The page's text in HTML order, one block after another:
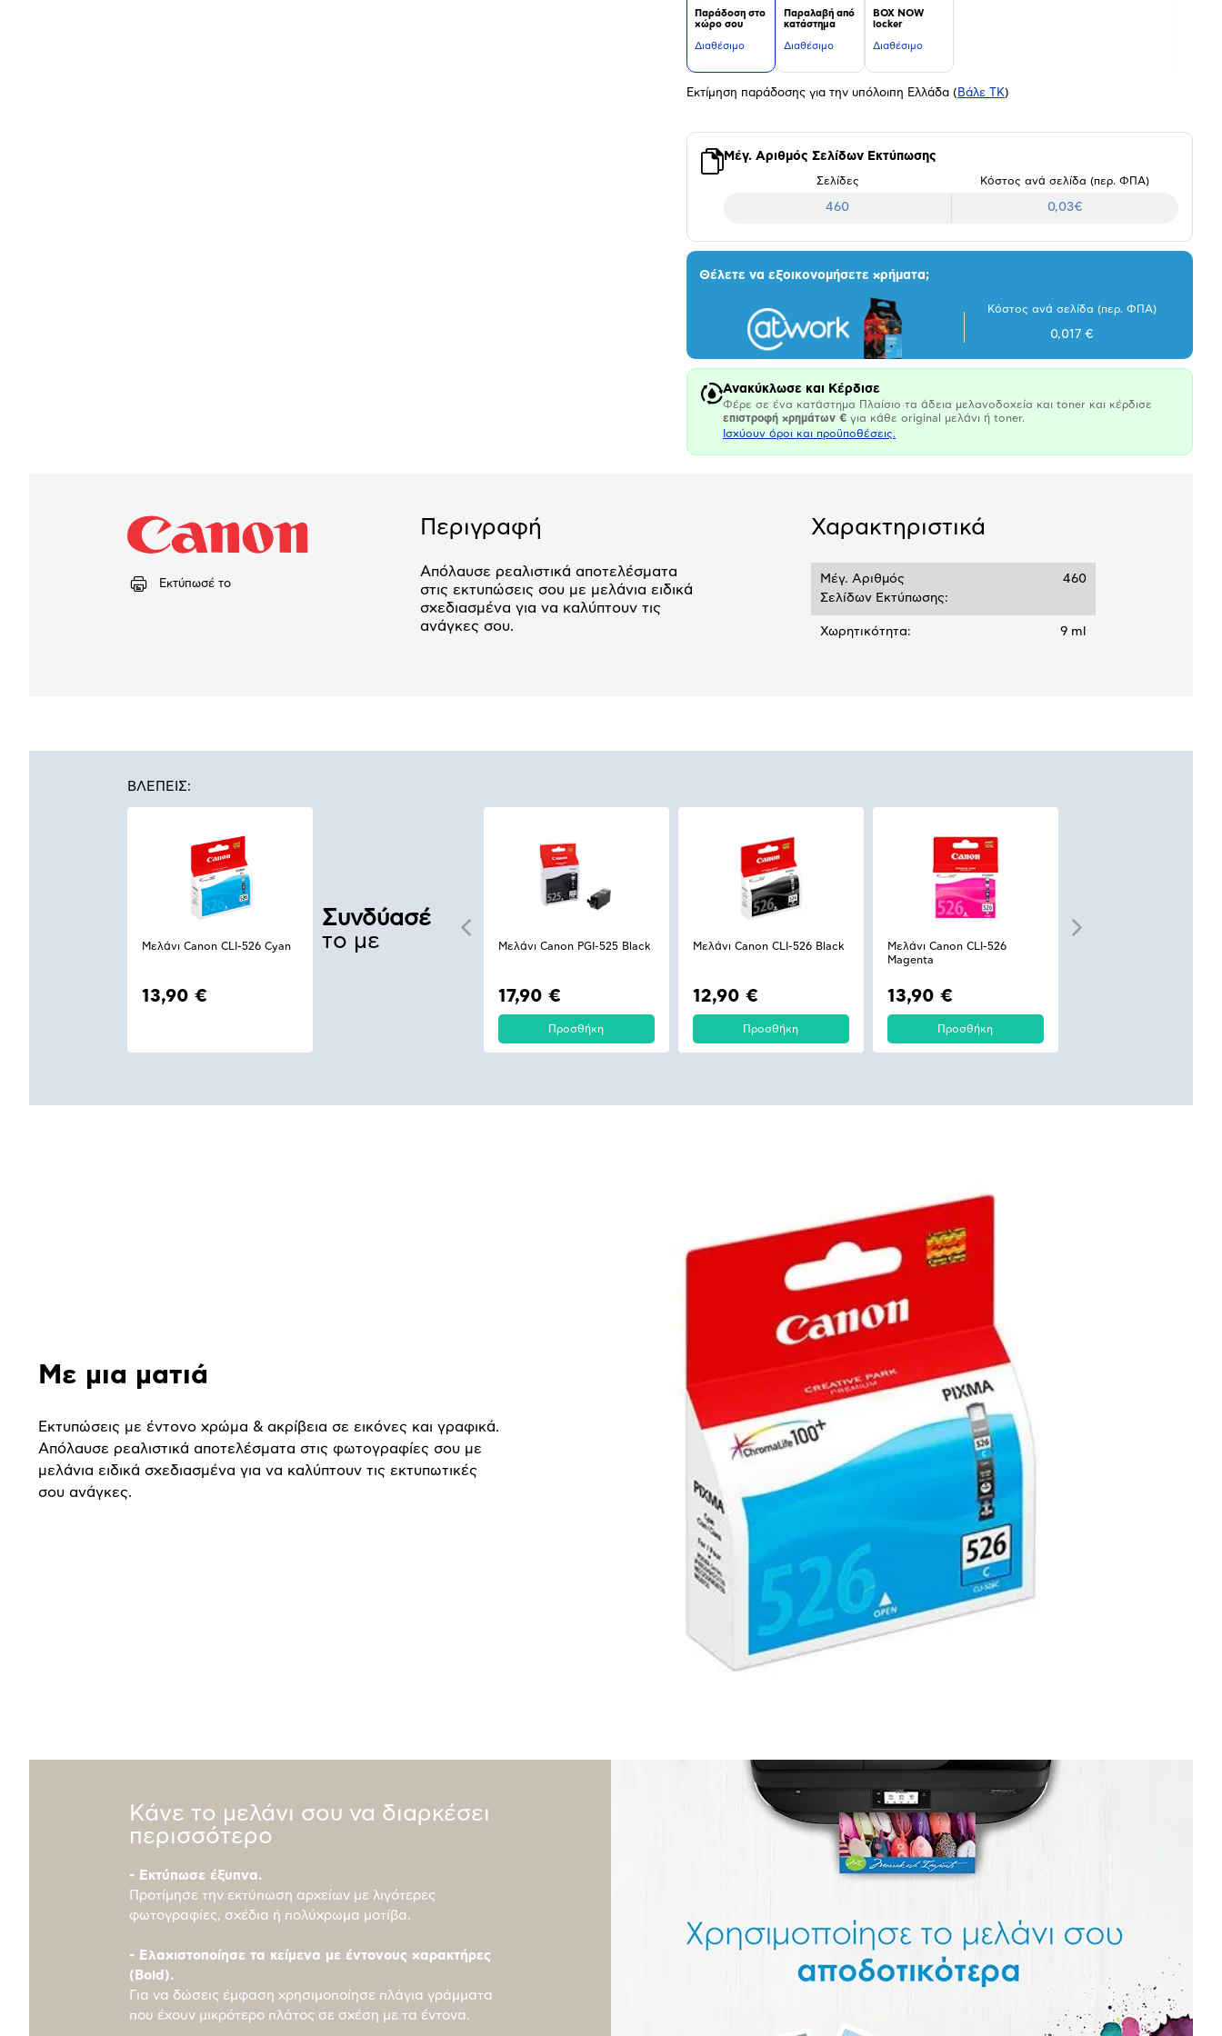
Παράδοση στο
χώρο σου
Διαθέσιμο
Παραλαβή από
κατάστημα
Διαθέσιμο
BOX NOW
locker
Διαθέσιμο
Εκτίμηση παράδοσης για την υπόλοιπη Ελλάδα ( Βάλε ΤΚ)
Μέγ. Αριθμός Σελίδων Εκτύπωσης
Σελίδες Κόστος ανά σελίδα (περ. ΦΠΑ)
460 0,03€
Θέλετε να εξοικονομήσετε χρήματα;
Κόστος ανά σελίδα (περ. ΦΠΑ)
0,017 €
Ανακύκλωσε και Κέρδισε
Φέρε σε ένα κατάστημα Πλαίσιο τα άδεια μελανοδοχεία και toner και κέρδισε
επιστροφή χρημάτων € για κάθε original μελάνι ή toner.
Ισχύουν όροι και προϋποθέσεις.
Εκτύπωσέ το
Περιγραφή
Απόλαυσε ρεαλιστικά αποτελέσματα
στις εκτυπώσεις σου με μελάνια ειδικά
σχεδιασμένα για να καλύπτουν τις
ανάγκες σου.
Χαρακτηριστικά
Μέγ. Αριθμός
Σελίδων Εκτύπωσης:
460
Χωρητικότητα: 9 ml
ΒΛΕΠΕΙΣ:
Μελάνι Canon CLI-526 Cyan
13,90 €
Συνδύασέ
το με
Μελάνι Canon PGI-525 Black
17,90 €
Προσθήκη
Μελάνι Canon CLI-526 Black
12,90 €
Προσθήκη
Μελάνι Canon CLI-526
Magenta
13,90 €
Προσθήκη
Με μια ματιά
Εκτυπώσεις με έντονο χρώμα & ακρίβεια σε εικόνες και γραφικά.
Απόλαυσε ρεαλιστικά αποτελέσματα στις φωτογραφίες σου με
μελάνια ειδικά σχεδιασμένα για να καλύπτουν τις εκτυπωτικές
σου ανάγκες.
Κάνε το μελάνι σου να διαρκέσει
περισσότερο
- Εκτύπωσε έξυπνα.
Προτίμησε την εκτύπωση αρχείων με λιγότερες
φωτογραφίες, σχέδια ή πολύχρωμα μοτίβα.
- Ελαχιστοποίησε τα κείμενα με έντονους χαρακτήρες
(Bold).
Για να δώσεις έμφαση χρησιμοποίησε πλάγια γράμματα
που έχουν μικρότερο πλάτος σε σχέση με τα έντονα.